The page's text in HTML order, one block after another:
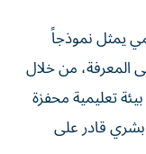
يمثل نموذجاً
المعرفة، من خلال
تعليمية محفزة
بشري قادر على